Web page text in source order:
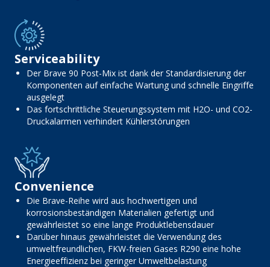
Serviceability
Der Brave 90 Post-Mix ist dank der Standardisierung der
Komponenten auf einfache Wartung und schnelle Eingriffe
ausgelegt
Das fortschrittliche Steuerungssystem mit H2O- und CO2-
Druckalarmen verhindert Kühlerstörungen
Convenience
Die Brave-Reihe wird aus hochwertigen und
korrosionsbeständigen Materialien gefertigt und
gewährleistet so eine lange Produktlebensdauer
Darüber hinaus gewährleistet die Verwendung des
umweltfreundlichen, FKW-freien Gases R290 eine hohe
Energieeffizienz bei geringer Umweltbelastung